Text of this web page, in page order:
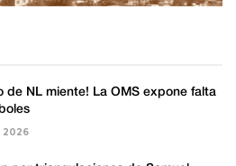
de NL miente! La OMS expone falta
2026